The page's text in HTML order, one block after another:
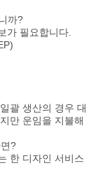
까?
가 필요합니다.
괄 생산의 경우 대
만 운임을 지불해
?
한 디자인 서비스